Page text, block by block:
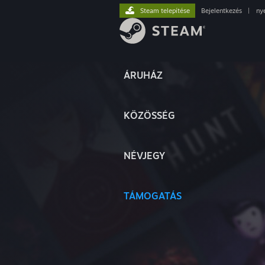
ÁRUHÁZ
KÖZÖSSÉG
NÉVJEGY
TÁMOGATÁS
Steam telepítése Bejelentkezés